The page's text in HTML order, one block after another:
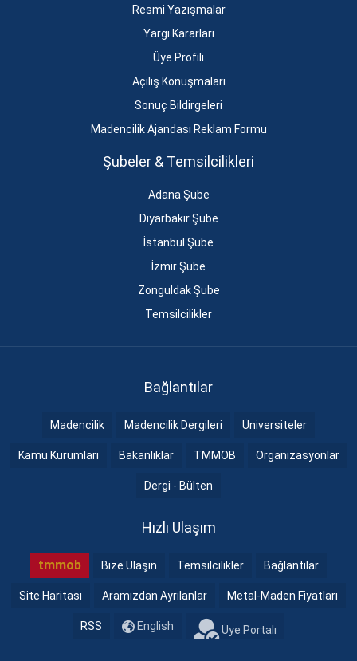
Resmi Yazışmalar
Yargı Kararları
Üye Profili
Açılış Konuşmaları
Sonuç Bildirgeleri
Madencilik Ajandası Reklam Formu
Şubeler & Temsilcilikleri
Adana Şube
Diyarbakır Şube
İstanbul Şube
İzmir Şube
Zonguldak Şube
Temsilcilikler
Bağlantılar
Madencilik Madencilik Dergileri Üniversiteler
Kamu Kurumları Bakanlıklar TMMOB Organizasyonlar
Dergi - Bülten
Hızlı Ulaşım
tmmob Bize Ulaşın Temsilcilikler Bağlantılar
Site Haritası Aramızdan Ayrılanlar Metal-Maden Fiyatları
RSS English Üye Portalı